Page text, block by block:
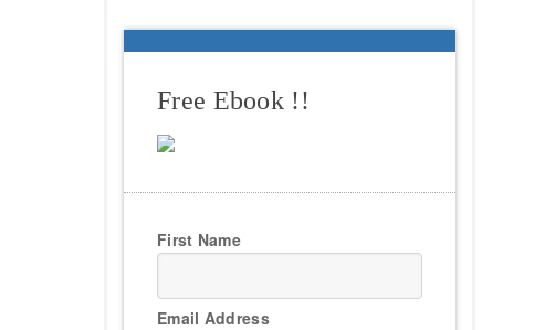
Free Ebook !!
First Name
Email Address